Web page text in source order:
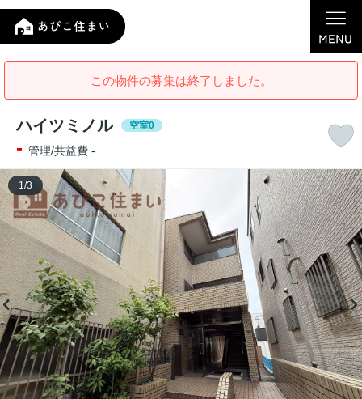
この物件の募集は終了しました。
ハイツミノル 空室0
- 管理/共益費 -
1 /3